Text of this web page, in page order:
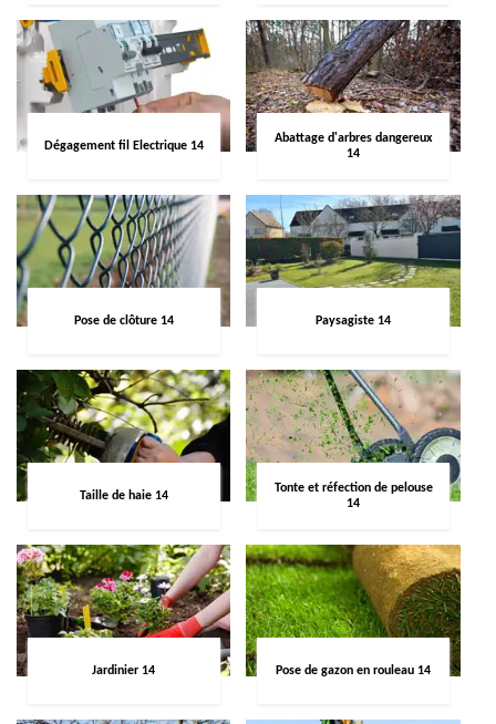
Dégagement fil Electrique 14
Abattage d'arbres dangereux
14
Pose de clôture 14 Paysagiste 14
Taille de haie 14
Tonte et réfection de pelouse
14
Jardinier 14 Pose de gazon en rouleau 14